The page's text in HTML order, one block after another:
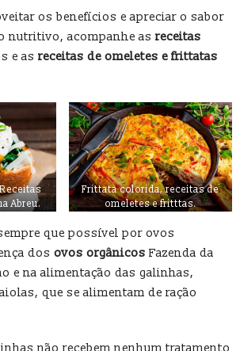
os benefícios e apreciar o sabor
nutritivo, acompanhe as receitas
e as receitas de omeletes e frittatas
Abreu.
Frittata colorida, receitas de
omeletes e fritttas.
que possível por ovos
dos ovos orgânicos Fazenda da
e na alimentação das galinhas,
que se alimentam de ração